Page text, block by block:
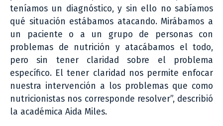
teníamos un diagnóstico, y sin ello no sabíamos
qué situación estábamos atacando. Mirábamos a
un paciente o a un grupo de personas con
problemas de nutrición y atacábamos el todo,
pero sin tener claridad sobre el problema
específico. El tener claridad nos permite enfocar
nuestra intervención a los problemas que como
nutricionistas nos corresponde resolver”, describió
la académica Aida Miles.